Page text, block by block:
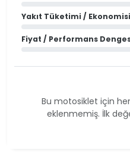
Yakıt Tüketimi / Ekonomisi
Fiyat / Performans
Bu motosiklet için
eklenmemiş. İlk